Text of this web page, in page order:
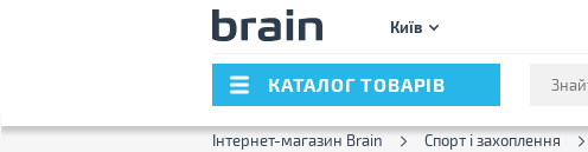
Київ
КАТАЛОГ ТОВАРІВ
Інтернет-магазин Brain Спорт і захоплення